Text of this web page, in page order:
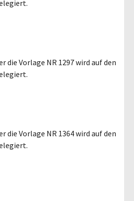
die Vorlage NR 1297 wird auf den
die Vorlage NR 1364 wird auf den